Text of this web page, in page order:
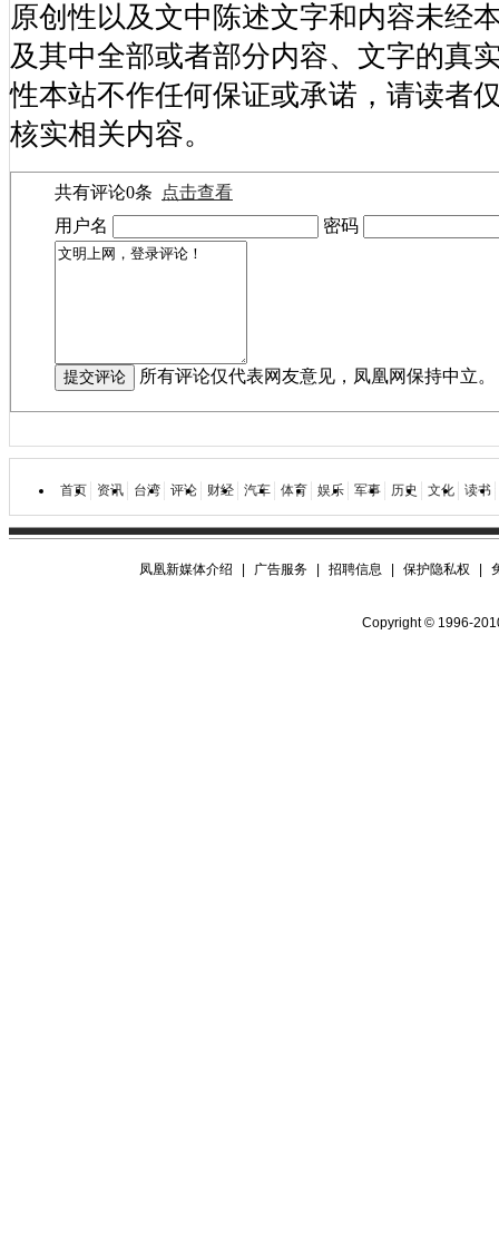
原创性以及文中陈述文字和内容未经
及其中全部或者部分内容、文字的真
性本站不作任何保证或承诺，请读者
核实相关内容。
共有评论0条
点击查看
用户名
密码
所有评论仅代表网友意见，凤凰网保持中立。
首页 资讯 台湾 评论 财经 汽车 体育 娱乐 军事 历史 文化 读书
凤凰新媒体介绍 广告服务 招聘信息 保护隐私权
Copyright © 1996-